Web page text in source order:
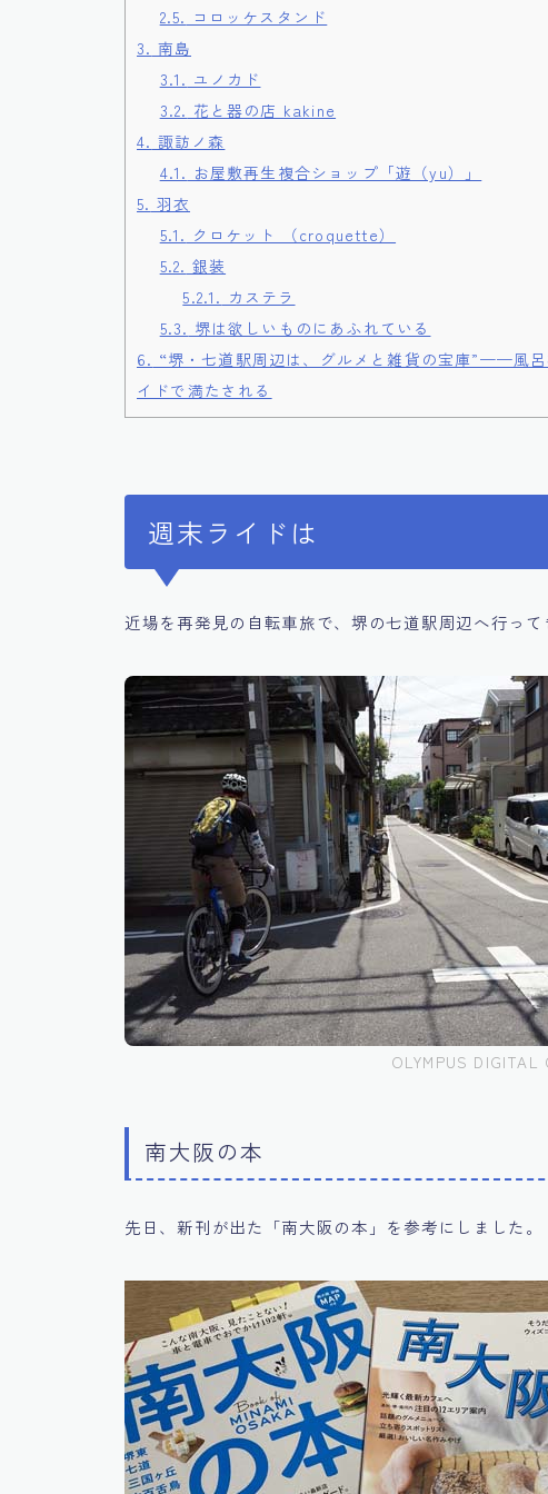
2.5. コロッケスタンド
3. 南島
3.1. ユノカド
3.2. 花と器の店 kakine
4. 諏訪ノ森
4.1. お屋敷再生複合ショップ「遊（yu）」
5. 羽衣
5.1. クロケット （croquette）
5.2. 銀装
5.2.1. カステラ
5.3. 堺は欲しいものにあふれている
6. “堺・七道駅周辺は、グルメと雑貨の宝庫”——風
イドで満たされる
週末ライドは
近場を再発見の自転車旅で、堺の七道駅周辺へ行って
OLYMPUS DIGITAL
南大阪の本
先日、新刊が出た「南大阪の本」を参考にしました。